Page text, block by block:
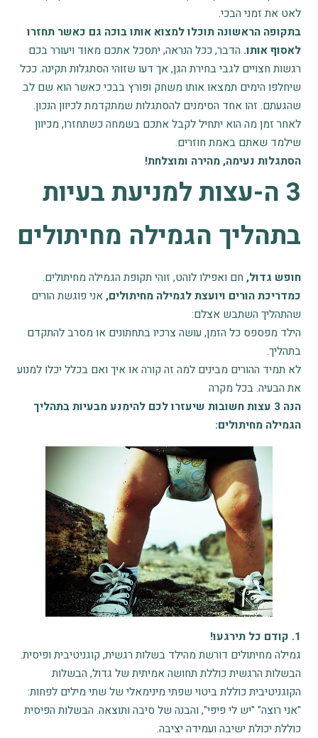
לאט את זמני הבכי.
בתקופה הראשונה תוכלו למצוא אותו בוכה גם כאשר תחזרו
לאסוף אותו. הדבר, ככל הנראה, יתסכל אתכם מאוד ויעורר בכם
רגשות חצויים לגבי בחירת הגן, אך דעו שזוהי הסתגלות תקינה. ככל
שיחלפו הימים תמצאו אותו משחק ופורץ בבכי כאשר הוא שם לב
שהגעתם. זהו אחד הסימנים להסתגלות שמתקדמת לכיוון הנכון.
לאחר זמן מה הוא יתחיל לקבל אתכם בשמחה כשתחזרו, מכיוון
שילמד שאתם באמת חוזרים.
הסתגלות נעימה, מהירה ומוצלחת!
3 ה-עצות למניעת בעיות
בתהליך הגמילה מחיתולים
חופש גדול,חם ואפילו לוהט, זוהי תקופת הגמילה מחיתולים.
כמדריכת הורים ויועצת לגמילה מחיתולים,אני פוגשת הורים
שהתהליך השתבש אצלם:
הילד מפספס כל הזמן, עושה צרכיו בתחתונים או מסרב להתקדם
בתהליך.
לא תמיד ההורים מבינים למה זה קורה או איך ואם בכלל יכלו למנוע
את הבעיה. בכל מקרה
הנה 3 עצות חשובות שיעזרו לכם להימנע מבעיות בתהליך
הגמילה מחיתולים:
1. קודם כל תירגעו!
גמילה מחיתולים דורשת מהילד בשלות רגשית, קוגניטיבית ופיסית.
הבשלות הרגשית כוללת תחושה אמיתית של גדול, הבשלות
הקוגניטיבית כוללת ביטוי שפתי מינימאלי של שתי מילים לפחות:
"אני רוצה" "יש לי פיפי", והבנה של סיבה ותוצאה. הבשלות הפיסית
כוללת יכולת ישיבה ועמידה יציבה.